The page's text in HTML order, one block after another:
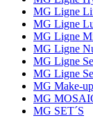
MG Ligne
MG Ligne
MG Ligne
MG Ligne
MG Ligne
MG Ligne
MG Make-up
MG
MG SET´S